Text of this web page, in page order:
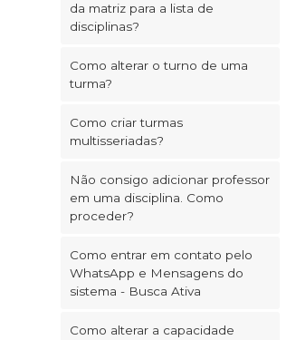
da matriz para a lista de
disciplinas?
Como alterar o turno de uma
turma?
Como criar turmas
multisseriadas?
Não consigo adicionar professor
em uma disciplina. Como
proceder?
Como entrar em contato pelo
WhatsApp e Mensagens do
sistema - Busca Ativa
Como alterar a capacidade